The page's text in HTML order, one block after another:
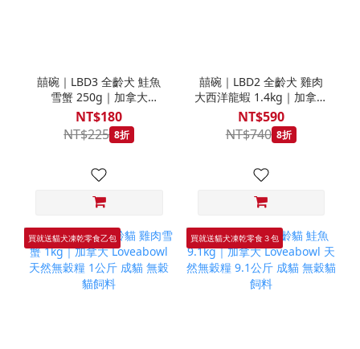
囍碗｜LBD3 全齡犬 鮭魚
雪蟹 250g｜加拿大
Loveabowl 天然無穀糧
250克 成犬 無穀狗飼料
NT$180
NT$225 8折
囍碗｜LBD2 全齡犬 雞肉
大西洋龍蝦 1.4kg｜加拿大
Loveabowl 天然無穀糧
1.4公斤 成犬 無穀狗飼料
NT$590
NT$740 8折
買就送貓犬凍乾零食乙包 買就送貓犬凍乾零食３包